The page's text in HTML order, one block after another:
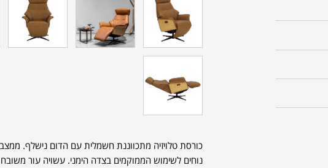
כורסת טלויזיה מתכווננת חשמלית עם הדום נישלף.
נוחים לשימוש הממוקמים בצדה הימני. עשויה עור